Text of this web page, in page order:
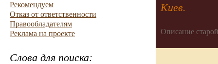
Рекомендуем
Отказ от ответственности
Правообладателям
Реклама на проекте
Слова для поиска:
Киев.
Описание